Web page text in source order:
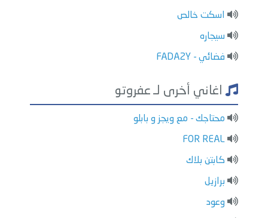
اسكت خالص
سيجاره
فضائي - FADA2Y
اغاني أخرى لـ عفروتو
محتاجك - مع ويجز و بابلو
FOR REAL
كابتن بلاك
برازيل
وعود